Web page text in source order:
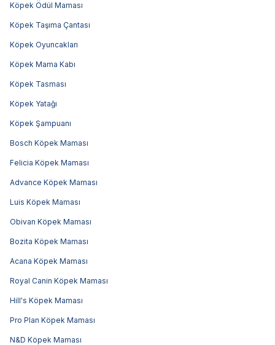
Köpek Ödül Maması
Köpek Taşıma Çantası
Köpek Oyuncakları
Köpek Mama Kabı
Köpek Tasması
Köpek Yatağı
Köpek Şampuanı
Bosch Köpek Maması
Felicia Köpek Maması
Advance Köpek Maması
Luis Köpek Maması
Obivan Köpek Maması
Bozita Köpek Maması
Acana Köpek Maması
Royal Canin Köpek Maması
Hill's Köpek Maması
Pro Plan Köpek Maması
N&D Köpek Maması